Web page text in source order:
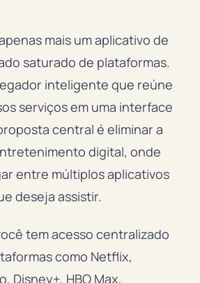
mais um aplicativo de
saturado de plataformas.
inteligente que reúne
serviços em uma interface
central é eliminar a
digital, onde
entre múltiplos aplicativos
deseja assistir.
tem acesso centralizado
como Netflix,
Disney+, HBO Max,